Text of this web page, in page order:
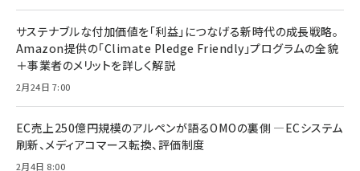
サステナブルな付加価値を「利益」につなげる新時代の成長戦略。
Amazon提供の「Climate Pledge Friendly」プログラムの全貌
＋事業者のメリットを詳しく解説
2月24日 7:00
EC売上250億円規模のアルペンが語るOMOの裏側 ―ECシステム
刷新、メディアコマース転換、評価制度
2月4日 8:00